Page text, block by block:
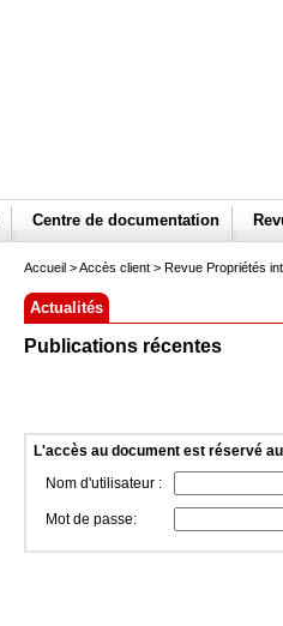
Centre de documentation
Accueil >Accès client > Revue Propriétés
Actualités
Publications récentes
L'accès au document est réservé
Nom d'utilisateur :
Mot de passe: